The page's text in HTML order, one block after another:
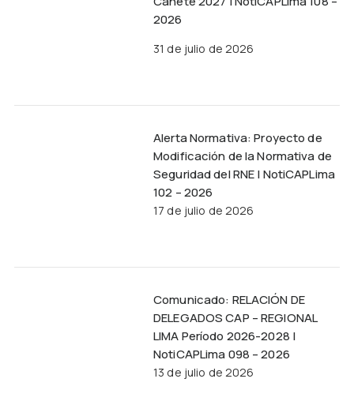
2026
31 de julio de 2026
Alerta Normativa: Proyecto de
Modificación de la Normativa de
Seguridad del RNE | NotiCAPLima
102 – 2026
17 de julio de 2026
Comunicado: RELACIÓN DE
DELEGADOS CAP – REGIONAL
LIMA Período 2026-2028 |
NotiCAPLima 098 – 2026
13 de julio de 2026